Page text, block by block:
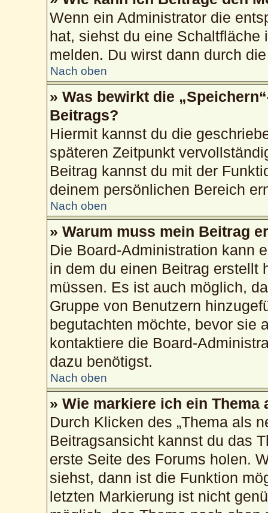
Wenn ein Administrator die
hat, siehst du eine
melden. Du wirst dann durch
Nach oben
» Was bewirkt die
Beitrags?
Hiermit kannst du die
späteren Zeitpunkt
Beitrag kannst du mit der
deinem persönlichen Bereich
Nach oben
» Warum muss mein Beitrag
Die Board-Administration kann
in dem du einen Beitrag erstellt
müssen. Es ist auch möglich,
Gruppe von Benutzern
begutachten möchte, bevor sie
kontaktiere die Board-
dazu benötigst.
Nach oben
» Wie markiere ich ein Thema
Durch Klicken des „Thema als
Beitragsansicht kannst du das
erste Seite des Forums holen.
siehst, dann ist die Funktion
letzten Markierung ist nicht